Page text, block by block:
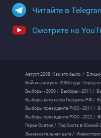
Читайте в
Смотрите на
Август 2008. Как это было. / Блиц-
Война в августе 2008 года. Перед
Выборы - 2009 / Выборы - 2011 /
Выборы депутатов Госдумы РФ /
Выборы президента РЮО - 2011 /
Выборы президента РЮО - 2022 /
Герои Осетии / Год Коста в Южной
Знаменательная дата /